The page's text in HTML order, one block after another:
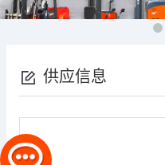
供应信息